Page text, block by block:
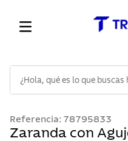
Referencia: 78795833
Zaranda con
1 .
cuchillos